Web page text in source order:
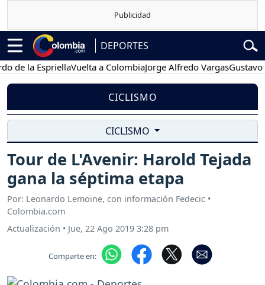
DEPORTES
la EspriellaVuelta a ColombiaJorge Alfredo VargasGustavo
CICLISMO
CICLISMO
Tour de L'Avenir: Harold Tejada
gana la séptima etapa
Por: Leonardo Lemoine, con información Fedecic •
Colombia.com
Actualización • Jue, 22 Ago 2019 3:28 pm
Comparte en: